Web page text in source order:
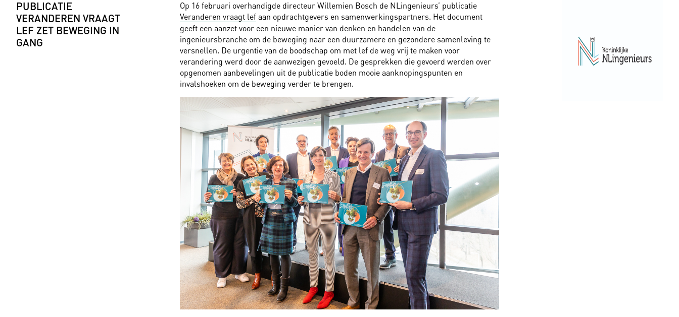
PUBLICATIE
VERANDEREN VRAAGT
LEF ZET BEWEGING IN
GANG
Op 16 februari overhandigde directeur Willemien Bosch de NLingenieurs’ publicatie
Veranderen vraagt lef aan opdrachtgevers en samenwerkingspartners. Het document
geeft een aanzet voor een nieuwe manier van denken en handelen van de
ingenieursbranche om de beweging naar een duurzamere en gezondere samenleving te
versnellen. De urgentie van de boodschap om met lef de weg vrij te maken voor
verandering werd door de aanwezigen gevoeld. De gesprekken die gevoerd werden over
opgenomen aanbevelingen uit de publicatie boden mooie aanknopingspunten en
invalshoeken om de beweging verder te brengen.